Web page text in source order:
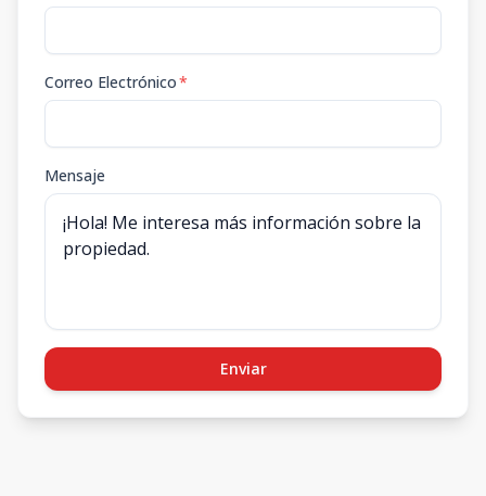
Correo Electrónico*
Mensaje
Enviar